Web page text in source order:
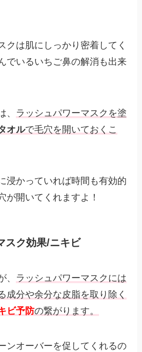
クは肌にしっかり密着してく
でいるいちご鼻の解消も出来
、 ラッシュパワーマスクを塗
オルで毛穴を開いておくこ
浸かっていれば時間も有効的
が開いてくれますよ！
スク効果/ニキビ
、 ラッシュパワーマスクには
成分や余分な皮脂を取り除く
ビ予防の繋がります。
ンオーバーを促してくれるの